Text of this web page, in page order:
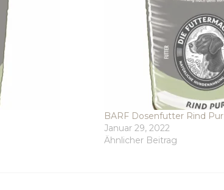
BARF Dosenfutter Rind Pur
Januar 29, 2022
Ähnlicher Beitrag